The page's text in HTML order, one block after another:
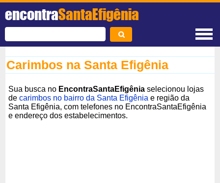
encontraSantaEfigênia
Carimbos na Santa Efigênia
Sua busca no EncontraSantaEfigênia selecionou lojas
decarimbos no bairro da Santa Efigênia e região da
Santa Efigênia, com telefones no EncontraSantaEfigênia
e endereço dos estabelecimentos.